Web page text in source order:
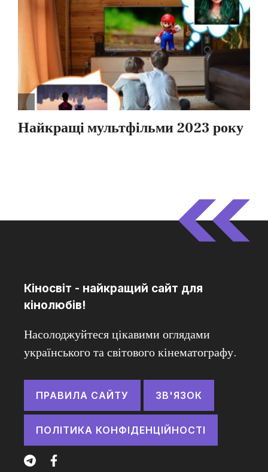
Кіносвіт - найкращий сайт для
кінолюбів!
Насолоджуйтеся цікавими оглядами
українського та світового кінематографу.
ПРАВИЛА САЙТУ ЗВ'ЯЗОК
ПОЛІТИКА КОНФІДЕНЦІЙНОСТІ